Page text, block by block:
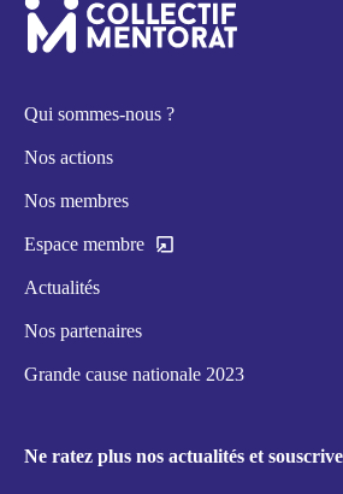
Qui sommes-nous ?
Nos actions
Nos membres
Espace membre
Actualités
Nos partenaires
Grande cause nationale 2023
Ne ratez plus nos actualités et